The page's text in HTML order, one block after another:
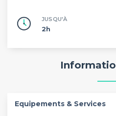
JUSQU'À
2h
Equipements & Services